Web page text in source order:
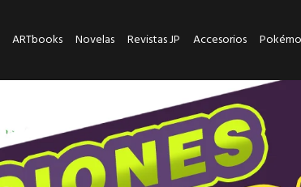
ARTbooks Novelas Revistas JP Accesorios